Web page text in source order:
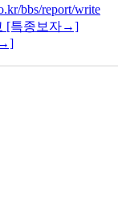
bbs/report/write
[특종보자→]
→]